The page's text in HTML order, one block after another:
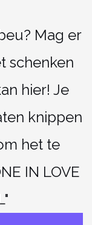
Mag er
schenken
hier! Je
knippen
het te
IN LOVE